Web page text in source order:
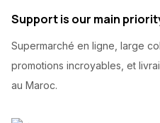
Support is our main
Supermarché en ligne, large
promotions incroyables, et
au Maroc.